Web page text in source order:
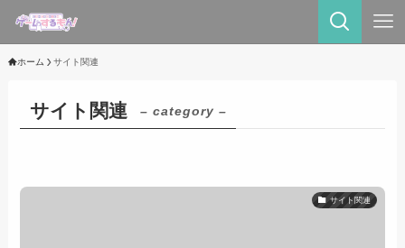
ホーム サイト関連
サイト関連 – category –
サイト関連